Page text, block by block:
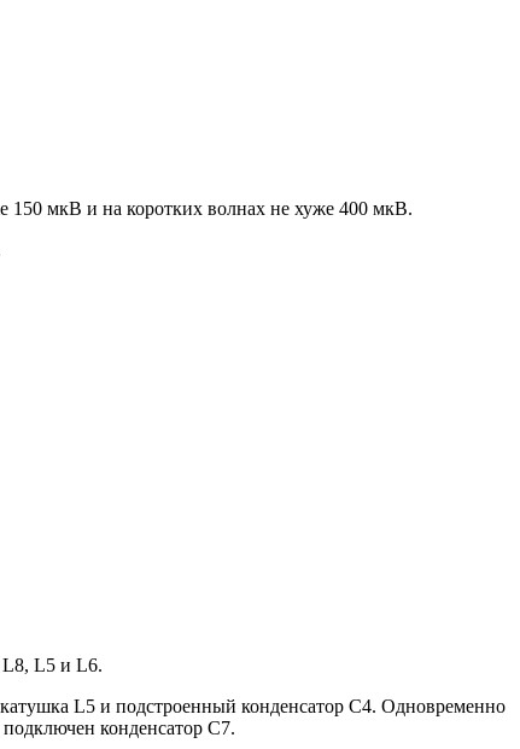
150 мкВ и на коротких волнах не хуже 400 мкВ.
L8, L5 и L6.
L5 и подстроенный конденсатор С4. Одновременно
конденсатор С7.